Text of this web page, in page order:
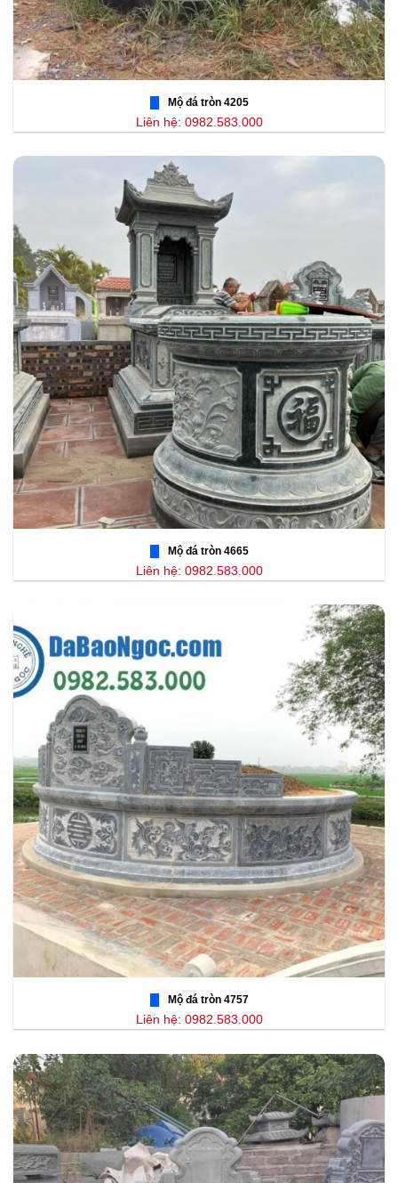
Mộ đá tròn 4205
Liên hệ: 0982.583.000
Mộ đá tròn 4665
Liên hệ: 0982.583.000
Mộ đá tròn 4757
Liên hệ: 0982.583.000